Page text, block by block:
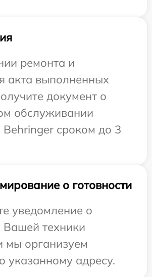
ремонта и
акта выполненных
документ о
обслуживании
Behringer сроком до 3
о готовности
уведомление о
Вашей техники
мы организуем
указанному адресу.